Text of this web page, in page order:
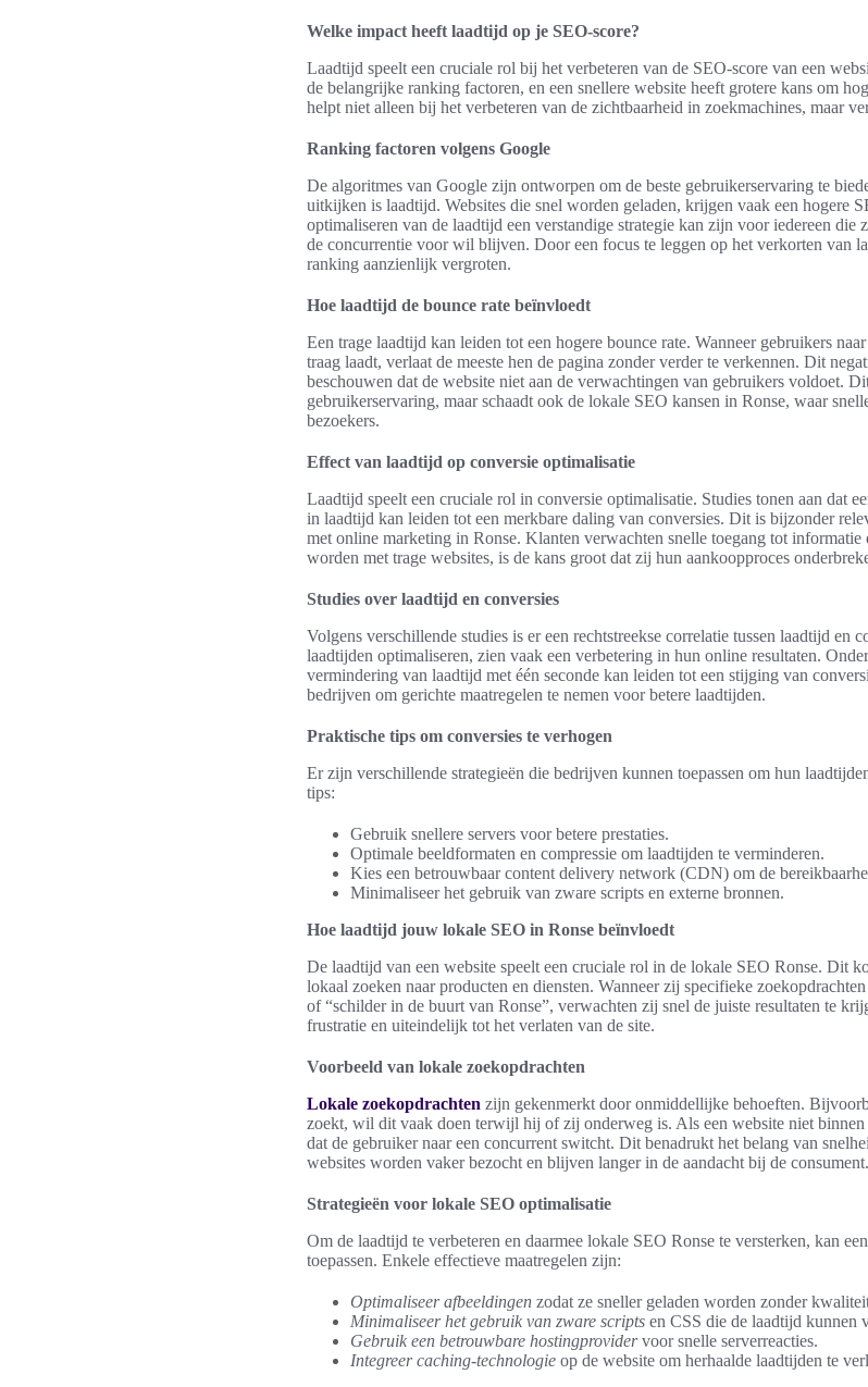
Welke impact heeft laadtijd op je SEO-score?
Laadtijd speelt een cruciale rol bij het verbeteren van de SEO-score van een
de belangrijke ranking factoren, en een snellere website heeft grotere kans om
helpt niet alleen bij het verbeteren van de zichtbaarheid in zoekmachines, maar
Ranking factoren volgens Google
De algoritmes van Google zijn ontworpen om de beste gebruikerservaring te
uitkijken is laadtijd. Websites die snel worden geladen, krijgen vaak een hogere
optimaliseren van de laadtijd een verstandige strategie kan zijn voor iedereen
de concurrentie voor wil blijven. Door een focus te leggen op het verkorten van
ranking aanzienlijk vergroten.
Hoe laadtijd de bounce rate beïnvloedt
Een trage laadtijd kan leiden tot een hogere bounce rate. Wanneer gebruikers
traag laadt, verlaat de meeste hen de pagina zonder verder te verkennen. Dit
beschouwen dat de website niet aan de verwachtingen van gebruikers voldoet.
gebruikerservaring, maar schaadt ook de lokale SEO kansen in Ronse, waar
bezoekers.
Effect van laadtijd op conversie optimalisatie
Laadtijd speelt een cruciale rol in conversie optimalisatie. Studies tonen aan dat
in laadtijd kan leiden tot een merkbare daling van conversies. Dit is bijzonder
met online marketing in Ronse. Klanten verwachten snelle toegang tot
worden met trage websites, is de kans groot dat zij hun aankoopproces
Studies over laadtijd en conversies
Volgens verschillende studies is er een rechtstreekse correlatie tussen laadtijd en
laadtijden optimaliseren, zien vaak een verbetering in hun online resultaten.
vermindering van laadtijd met één seconde kan leiden tot een stijging van
bedrijven om gerichte maatregelen te nemen voor betere laadtijden.
Praktische tips om conversies te verhogen
Er zijn verschillende strategieën die bedrijven kunnen toepassen om hun
tips:
Gebruik snellere servers voor betere prestaties.
Optimale beeldformaten en compressie om laadtijden te verminderen.
Kies een betrouwbaar content delivery network (CDN) om de
Minimaliseer het gebruik van zware scripts en externe bronnen.
Hoe laadtijd jouw lokale SEO in Ronse beïnvloedt
De laadtijd van een website speelt een cruciale rol in de lokale SEO Ronse. Dit
lokaal zoeken naar producten en diensten. Wanneer zij specifieke
of “schilder in de buurt van Ronse”, verwachten zij snel de juiste resultaten te
frustratie en uiteindelijk tot het verlaten van de site.
Voorbeeld van lokale zoekopdrachten
Lokale zoekopdrachten zijn gekenmerkt door onmiddellijke behoeften.
zoekt, wil dit vaak doen terwijl hij of zij onderweg is. Als een website niet binnen
dat de gebruiker naar een concurrent switcht. Dit benadrukt het belang van
websites worden vaker bezocht en blijven langer in de aandacht bij de consument.
Strategieën voor lokale SEO optimalisatie
Om de laadtijd te verbeteren en daarmee lokale SEO Ronse te versterken, kan
toepassen. Enkele effectieve maatregelen zijn:
Optimaliseer afbeeldingen zodat ze sneller geladen worden zonder
Minimaliseer het gebruik van zware scripts en CSS die de laadtijd kunnen
Gebruik een betrouwbare hostingprovidervoor snelle serverreacties.
Integreer caching-technologie op de website om herhaalde laadtijden te